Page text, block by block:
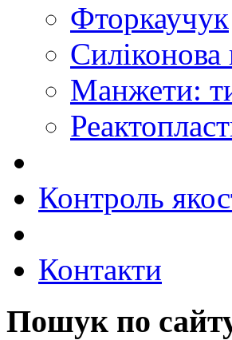
Фторкаучук
Силіконова
Манжети:
Контроль
Контакти
Пошук по